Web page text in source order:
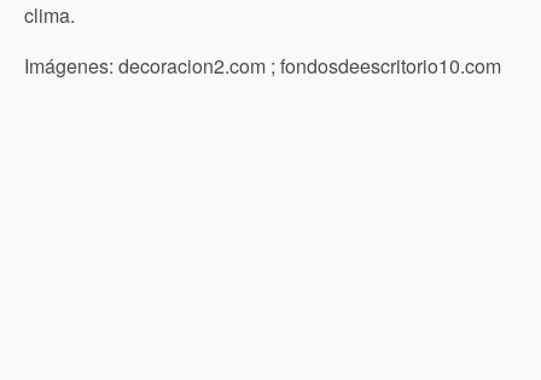
clima.
Imágenes: decoracion2.com ; fondosdeescritorio10.com